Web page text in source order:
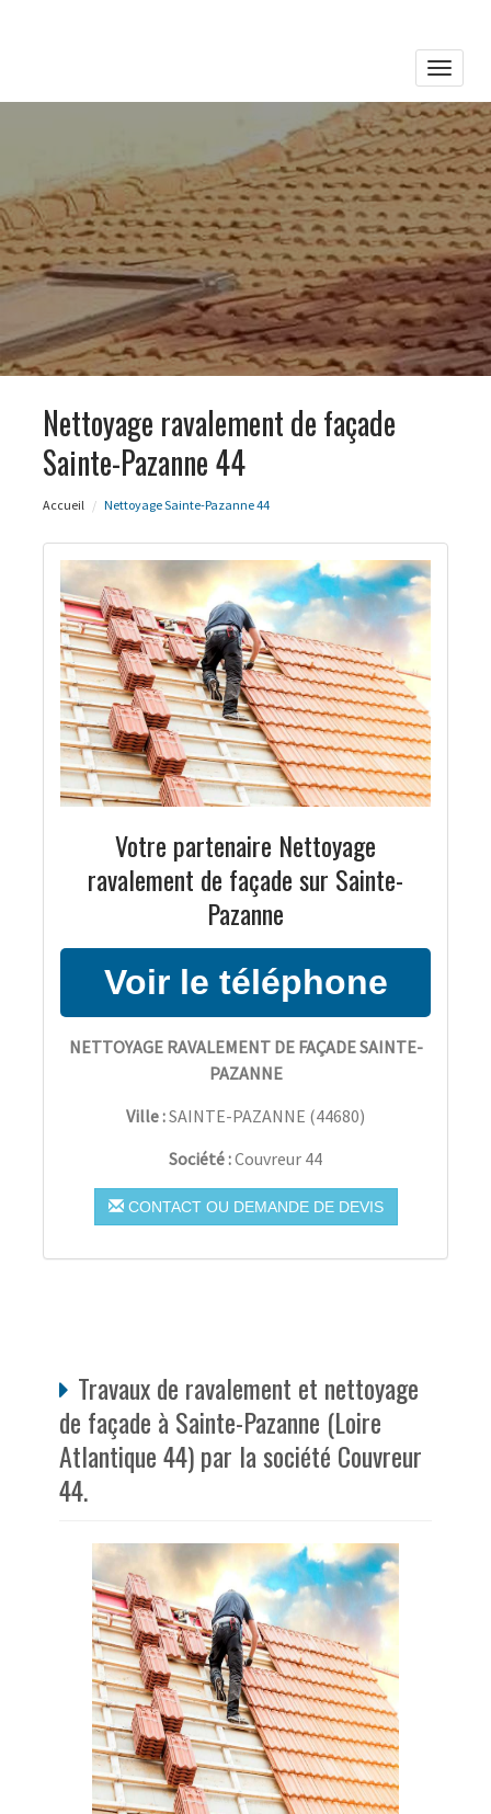
Toggle
Nettoyage ravalement de façade
Sainte-Pazanne 44
Accueil Nettoyage Sainte-Pazanne 44
Votre partenaire Nettoyage
ravalement de façade sur Sainte-
Pazanne
NETTOYAGE RAVALEMENT DE FAÇADE SAINTE-
PAZANNE
Ville :SAINTE-PAZANNE (44680)
Société :Couvreur 44
CONTACT OU DEMANDE DE DEVIS
Travaux de ravalement et nettoyage
de façade à Sainte-Pazanne (Loire
Atlantique 44) par la société Couvreur
44.